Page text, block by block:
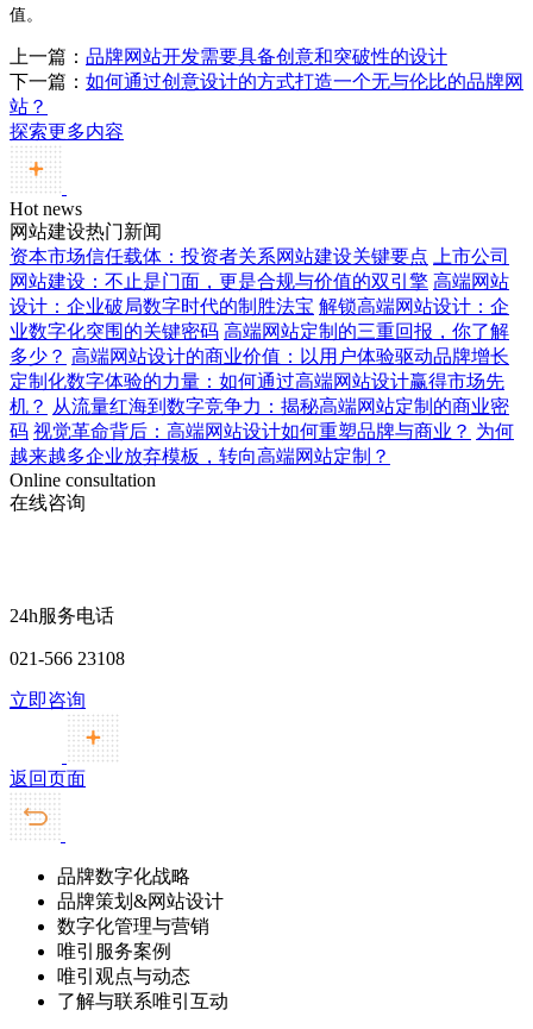
值。
上一篇： 品牌网站开发需要具备创意和突破性的设计
下一篇： 如何通过创意设计的方式打造一个无与伦比的品牌网
站？
探索更多内容
Hot news
网站建设热门新闻
资本市场信任载体：投资者关系网站建设关键要点
上市公司
网站建设：不止是门面，更是合规与价值的双引擎 高端网站
设计：企业破局数字时代的制胜法宝 解锁高端网站设计：企
业数字化突围的关键密码 高端网站定制的三重回报，你了解
多少？ 高端网站设计的商业价值：以用户体验驱动品牌增长
定制化数字体验的力量：如何通过高端网站设计赢得市场先
机？ 从流量红海到数字竞争力：揭秘高端网站定制的商业密
码 视觉革命背后：高端网站设计如何重塑品牌与商业？ 为何
越来越多企业放弃模板，转向高端网站定制？
Online consultation
在线咨询
24h服务电话
021-566 23108
立即咨询
返回页面
品牌数字化战略
品牌策划&网站设计
数字化管理与营销
唯引服务案例
唯引观点与动态
了解与联系唯引互动